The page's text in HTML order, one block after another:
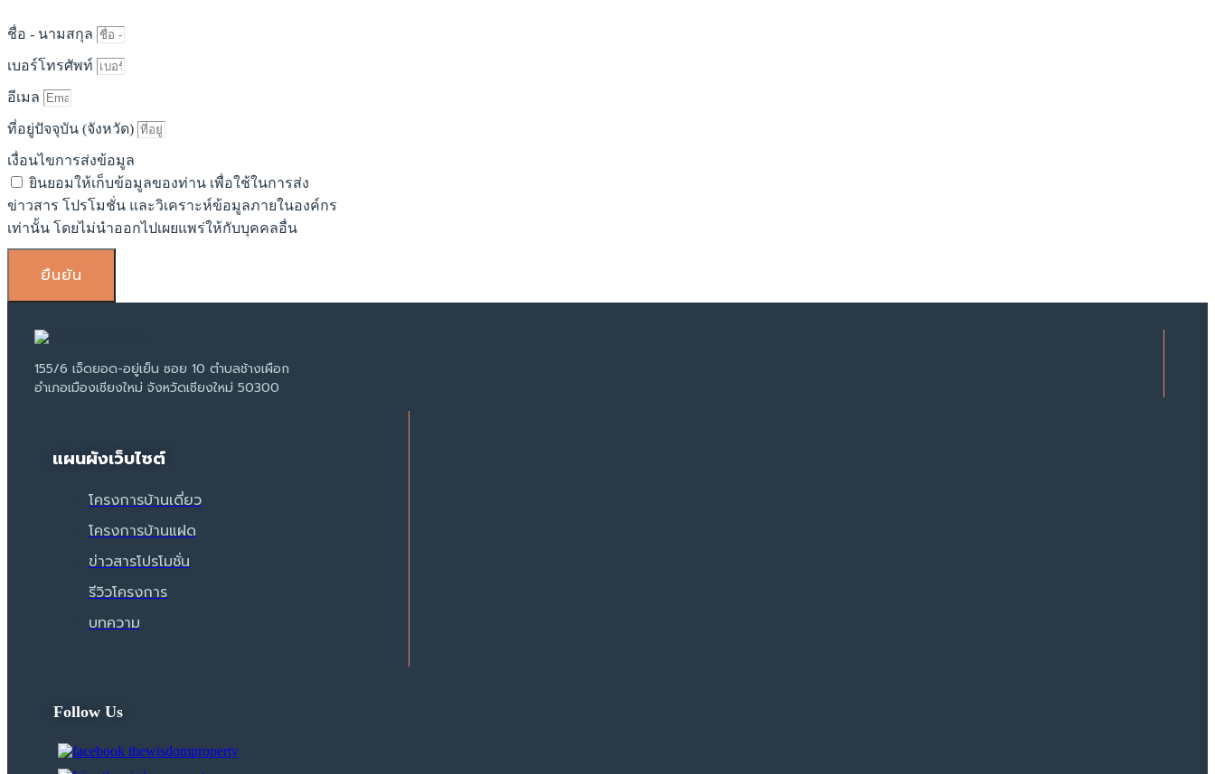
ชื่อ - นามสกุล
เบอร์โทรศัพท์
อีเมล
ที่อยู่ปัจจุบัน (จังหวัด)
เงื่อนไขการส่งข้อมูล
ยินยอมให้เก็บข้อมูลของท่าน เพื่อใช้ในการส่ง
ข่าวสาร โปรโมชั่น และวิเคราะห์ข้อมูลภายในองค์กร
เท่านั้น โดยไม่นำออกไปเผยแพร่ให้กับบุคคลอื่น
ยืนยัน
155/6 เจ็ดยอด-อยู่เย็น ซอย 10 ตำบลช้างเผือก
อำเภอเมืองเชียงใหม่ จังหวัดเชียงใหม่ 50300
แผนผังเว็บไซต์
โครงการบ้านเดี่ยว
โครงการบ้านแฝด
ข่าวสารโปรโมชั่น
รีวิวโครงการ
บทความ
Follow Us